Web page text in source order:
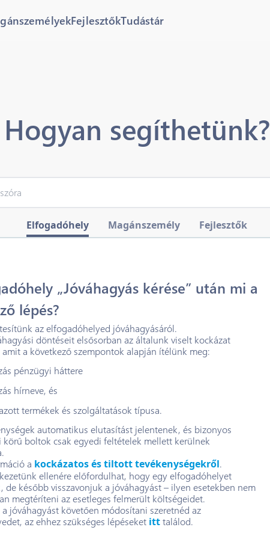
FejlesztőkTudástár
Hogyan segíthetünk?
Elfogadóhely Magánszemély Fejlesztők
„Jóváhagyás kérése” után mi a
lépés?
az elfogadóhelyed jóváhagyásáról.
döntéseit elsősorban az általunk viselt kockázat
a következő szempontok alapján ítélünk meg:
pénzügyi háttere
hírneve, és
termékek és szolgáltatások típusa.
automatikus elutasítást jelentenek, és bizonyos
körű boltok csak egyedi feltételek mellett kerülnek
a kockázatos és tiltott tevékenységekről.
ellenére előfordulhat, hogy egy elfogadóhelyet
de később visszavonjuk a jóváhagyást – ilyen esetekben nem
megtéríteni az esetleges felmerült költségeidet.
jóváhagyást követően módosítani szeretnéd az
az ehhez szükséges lépéseket itttalálod.